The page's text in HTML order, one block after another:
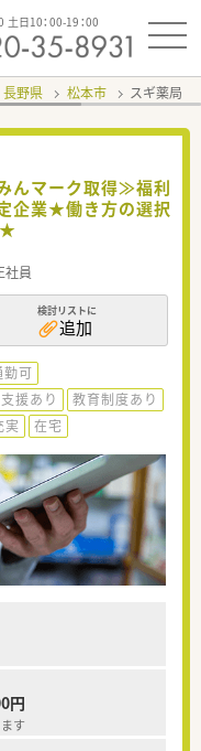
土日10：00-19：00
長野県 松本市 スギ薬局
んマーク取得≫福利
企業★働き方の選択
★
社員
検討リストに
追加
勤可
援あり
教育制度あり
実 在宅
円
す